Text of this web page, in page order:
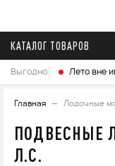
КАТАЛОГ ТОВАРОВ
Выгодно: Лето вне
Главная Лодочные
ПОДВЕСНЫЕ
Л.С.